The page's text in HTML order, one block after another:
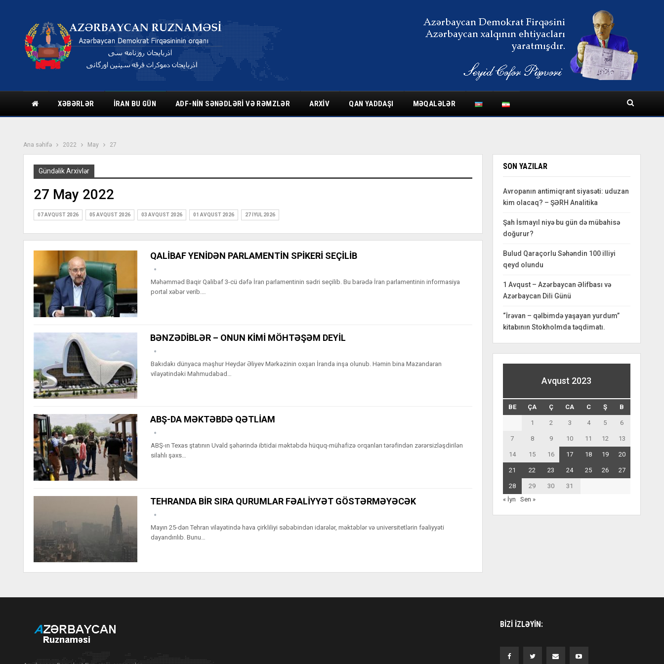
XƏBƏRLƏR İRAN BU GÜN ADF-NIN SƏNƏDLƏRI VƏ RƏMZLƏR ARXIV QAN YADDAŞI MƏQALƏLƏR
Ana səhifə 2022 May 27
Gündəlik Arxivlər
27 May 2022
07 AVQUST 2026 05 AVQUST 2026 03 AVQUST 2026 01 AVQUST 2026 27 İYUL 2026
QALİBAF YENİDƏN PARLAMENTİN SPİKERİ SEÇİLİB
Məhəmməd Baqir Qalibaf 3-cü dəfə İran parlamentinin sədri seçilib. Bu barədə İran parlamentinin informasiya
portal xəbər verib.…
BƏNZƏDİBLƏR – ONUN KİMİ MÖHTƏŞƏM DEYİL
Bakıdakı dünyaca məşhur Heydər Əliyev Mərkəzinin oxşarı İranda inşa olunub. Həmin bina Mazandaran
vilayətindəki Mahmudabad…
ABŞ-DA MƏKTƏBDƏ QƏTLİAM
ABŞ-ın Texas ştatının Uvald şəhərində ibtidai məktəbdə hüquq-mühafizə orqanları tərəfindən zərərsizləşdirilən
silahlı şəxs…
TEHRANDA BİR SIRA QURUMLAR FƏALİYYƏT GÖSTƏRMƏYƏCƏK
Mayın 25-dən Tehran vilayətində hava çirkliliyi səbəbindən idarələr, məktəblər və universitetlərin fəaliyyəti
dayandırılıb. Bunu…
SON YAZILAR
Avropanın antimiqrant siyasəti: uduzan
kim olacaq? – ŞƏRH Analitika
Şah İsmayıl niyə bu gün də mübahisə
doğurur?
Bulud Qaraçorlu Səhəndin 100 illiyi
qeyd olundu
1 Avqust – Azərbaycan Əlifbası və
Azərbaycan Dili Günü
“İrəvan – qəlbimdə yaşayan yurdum”
kitabının Stokholmda təqdimatı.
Avqust 2023
BE ÇA Ç CA C Ş B
1 2 3 4 5 6
7 8 9 10 11 12 13
14 15 16 17 18 19 20
21 22 23 24 25 26 27
28 29 30
31
« İyn
Sen »
BIZI IZLƏYIN: